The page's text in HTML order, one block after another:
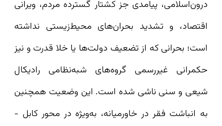
درون‌اسلامی، پیامدی جز کشتار گسترده مردم، ویرانی
اقتصاد، و تشدید بحران‌های محیط‌زیستی نداشته
است؛ بحرانی که از تضعیف دولت‌ها یا خلا قدرت و نیز
حکمرانی غیررسمی گروه‌های شبه‌نظامی رادیکال
شیعی و سنی ناشی شده است. این وضعیت همچنین
به انباشت فقر در خاورمیانه، به‌ویژه در محور کابل -